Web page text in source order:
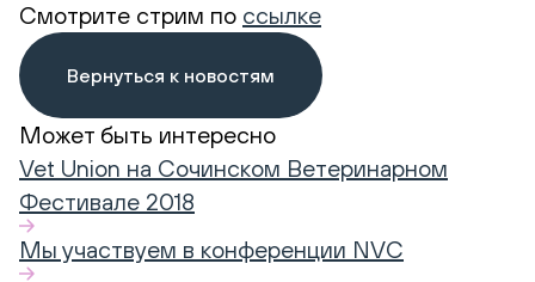
Смотрите стрим по ссылке
Вернуться к новостям
Может быть интересно
Vet Union на Сочинском Ветеринарном
Фестивале 2018
Мы участвуем в конференции NVC